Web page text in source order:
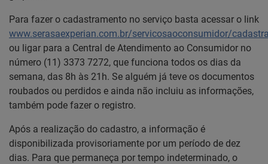
Para fazer o cadastramento no serviço basta acessar o link
www.serasaexperian.com.br/servicosaoconsumidor/
ou ligar para a Central de Atendimento ao Consumidor no
número (11) 3373 7272, que funciona todos os dias da
semana, das 8h às 21h. Se alguém já teve os documentos
roubados ou perdidos e ainda não incluiu as informações,
também pode fazer o registro.
Após a realização do cadastro, a informação é
disponibilizada provisoriamente por um período de dez
dias. Para que permaneça por tempo indeterminado, o